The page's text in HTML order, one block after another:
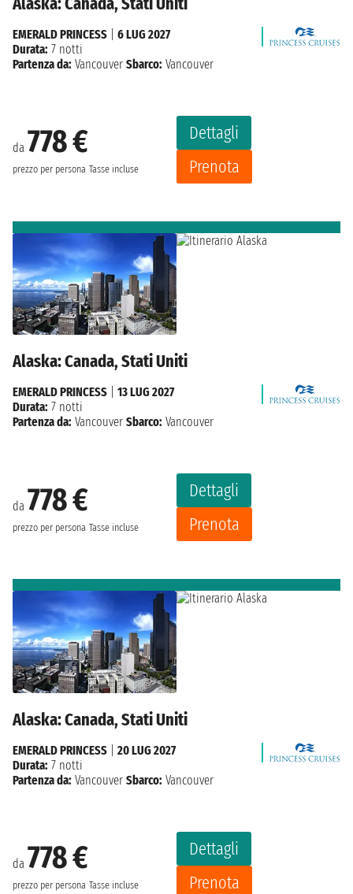
da 778 €
prezzo per persona Tasse incluse
Dettagli
Prenota
EMERALD PRINCESS
6 LUG 2027
Durata: 7 notti
Partenza da: Vancouver Sbarco: Vancouver
Alaska: Canada, Stati Uniti
da 778 €
prezzo per persona Tasse incluse
Dettagli
Prenota
EMERALD PRINCESS
13 LUG 2027
Durata: 7 notti
Partenza da: Vancouver Sbarco: Vancouver
Alaska: Canada, Stati Uniti
da 778 €
prezzo per persona Tasse incluse
Dettagli
Prenota
EMERALD PRINCESS
20 LUG 2027
Durata: 7 notti
Partenza da: Vancouver Sbarco: Vancouver